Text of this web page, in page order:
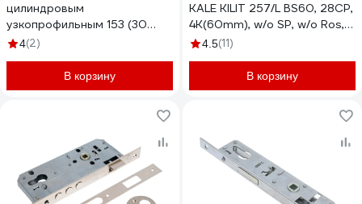
цилиндровым
узкопрофильным 153 (30
mm) w/b (никель) 8183
4(2)
В корзину
KALE KILIT 257/L BS60, 28CP,
4K(60mm), w/o SP, w/o Ros,
PB 257L0000032
4.5(11)
В корзину